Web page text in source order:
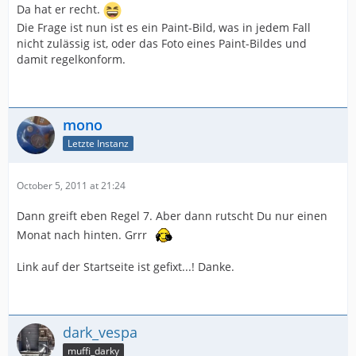
zum Thema passen werden im Folgemonat
berücksichtigt.)
7. Der Oktoberwettbewerb jeden Jahres steht unter dem
Motto: Treffen und Run. (Eingereichte Fotos die nicht
8. Die Bildbezeichnung muß eueren Nick und jeden
Monat die fortlaufende Bildnummer enthalten. Also z.B.
mono_1, mono_2, rassmo_1, rassmo_2 etc.
Da hat er recht.
Die Frage ist nun ist es ein Paint-Bild, was in jedem Fall
nicht zulässig ist, oder das Foto eines Paint-Bildes und
damit regelkonform.
mono
Letzte Instanz
October 5, 2011 at 21:24
Dann greift eben Regel 7. Aber dann rutscht Du nur einen
Monat nach hinten. Grrr
Link auf der Startseite ist gefixt...! Danke.
dark_vespa
muffi_darky